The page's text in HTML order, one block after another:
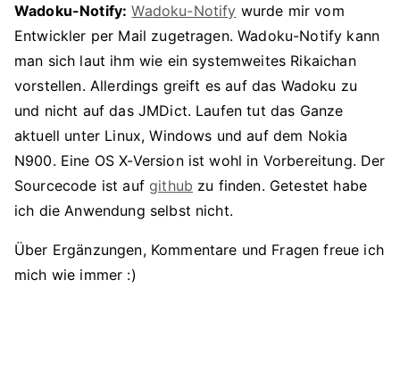
Wadoku-Notify: Wadoku-Notify wurde mir vom
Entwickler per Mail zugetragen. Wadoku-Notify kann
man sich laut ihm wie ein systemweites Rikaichan
vorstellen. Allerdings greift es auf das Wadoku zu
und nicht auf das JMDict. Laufen tut das Ganze
aktuell unter Linux, Windows und auf dem Nokia
N900. Eine OS X-Version ist wohl in Vorbereitung. Der
Sourcecode ist aufgithub zu finden. Getestet habe
ich die Anwendung selbst nicht.
Über Ergänzungen, Kommentare und Fragen freue ich
mich wie immer :)